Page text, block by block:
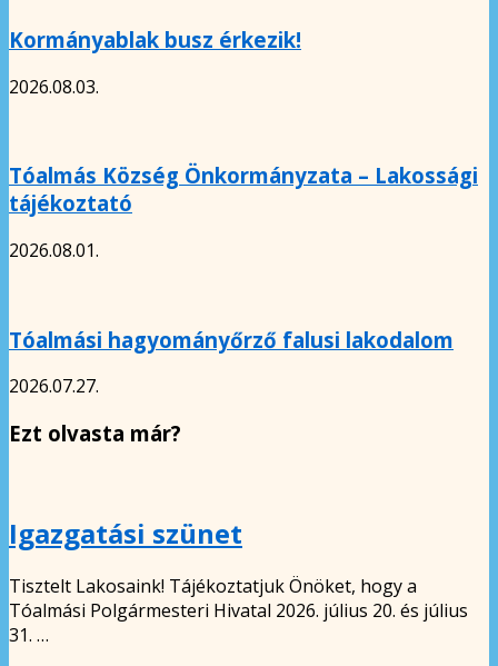
Kormányablak busz érkezik!
2026.08.03.
Tóalmás Község Önkormányzata – Lakossági
tájékoztató
2026.08.01.
Tóalmási hagyományőrző falusi lakodalom
2026.07.27.
Ezt olvasta már?
Igazgatási szünet
Tisztelt Lakosaink! Tájékoztatjuk Önöket, hogy a
Tóalmási Polgármesteri Hivatal 2026. július 20. és július
31. …